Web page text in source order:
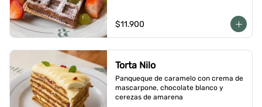
$11.900
Torta Nilo
Panqueque de caramelo con crema de
mascarpone, chocolate blanco y
cerezas de amarena